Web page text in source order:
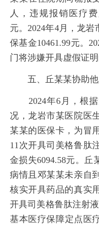
人，违规报销医疗
元。2024年4月，龙
保基金10461.99元。
门将涉嫌开具虚假证
五、丘某某协助他
2024年6月，根据
况，龙岩市某医院医
某某的医保卡，为冒
11次开具司美格鲁肽
金损失6094.58元。丘
病情且邓某某未亲自
核实开具药品的真实
开具司美格鲁肽注射
基本医疗保障定点医